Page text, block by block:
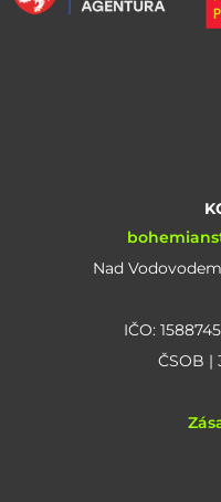
Nad
IČO:
ČSOB |